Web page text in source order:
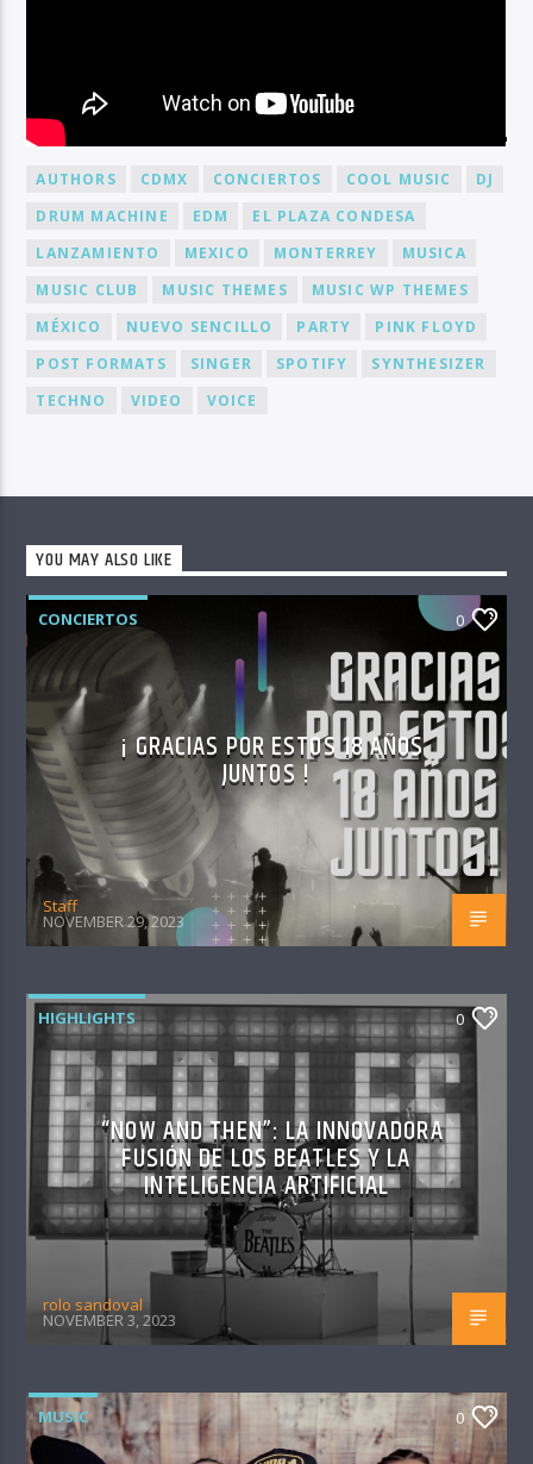
BY TAG
AUTHORS CDMX CONCIERTOS COOL MUSIC
DJ
DRUM MACHINE
EDM
EL PLAZA CONDESA
LANZAMIENTO
MEXICO MONTERREY
MUSICA
MUSIC CLUB
MUSIC THEMES
MUSIC WP THEMES
MÉXICO
NUEVO SENCILLO PARTY
PINK FLOYD
POST FORMATS
SINGER SPOTIFY
SYNTHESIZER
TECHNO
VIDEO VOICE
YOU MAY ALSO LIKE
CONCIERTOS 0
¡ GRACIAS POR ESTOS 18 AÑOS
JUNTOS !
Staff
NOVEMBER 29, 2023
HIGHLIGHTS 0
“NOW AND THEN”: LA INNOVADORA
FUSIÓN DE LOS BEATLES Y LA
INTELIGENCIA ARTIFICIAL
rolo sandoval
NOVEMBER 3, 2023
MUSIC 0